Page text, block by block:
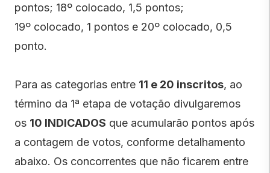
pontos; 18º colocado, 1,5 pontos;
19º colocado, 1 pontos e 20º colocado, 0,5
ponto.
Para as categorias entre 11 e 20 inscritos, ao
término da 1ª etapa de votação divulgaremos
os 10 INDICADOS que acumularão pontos após
a contagem de votos, conforme detalhamento
abaixo. Os concorrentes que não ficarem entre